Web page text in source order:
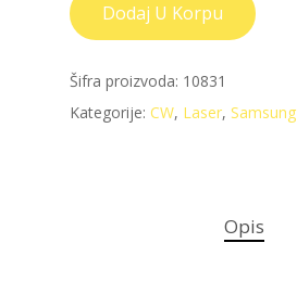
Dodaj U Korpu
Šifra proizvoda: 10831
Kategorije: CW, Laser, Samsung
Opis